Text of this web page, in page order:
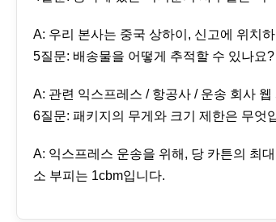
A: 우리 본사는 중국 상하이, 신고에 위치
5질문: 배송물을 어떻게 추적할 수 있나요?
A: 관련 익스프레스 / 항공사 / 운송 회사
6질문: 패키지의 무게와 크기 제한은 무엇
A: 익스프레스 운송을 위해, 당 카튼의 최
소 부피는 1cbm입니다.